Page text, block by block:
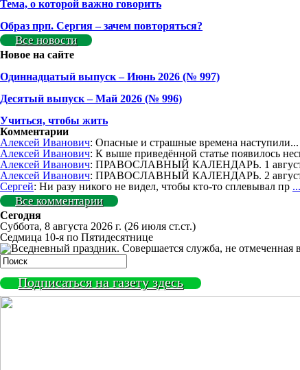
Тема, о которой важно говорить
Образ прп. Сергия – зачем повторяться?
Все новости
Новое на сайте
Одиннадцатый выпуск – Июнь 2026 (№ 997)
Деcятый выпуск – Май 2026 (№ 996)
Учиться, чтобы жить
Комментарии
Алексей Иванович: Опасные и страшные времена
Алексей Иванович: К выше приведённой статье появилось
Алексей Иванович: ПРАВОСЛАВНЫЙ КАЛЕНДАРЬ. 1
Алексей Иванович: ПРАВОСЛАВНЫЙ КАЛЕНДАРЬ. 2
Сергей: Ни разу никого не видел, чтобы кто-то сплевывал пр
Все комментарии
Сегодня
Суббота, 8 августа 2026 г. (26 июля ст.ст.)
Седмица 10-я по Пятидесятнице
Подписаться на газету здесь